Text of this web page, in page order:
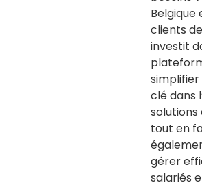
Belgique
clients
investit
simplifier
clé dans
solutions
tout en
gérer
salariés